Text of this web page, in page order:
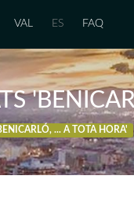
VAL ES FAQ
... A TOTA HORA'